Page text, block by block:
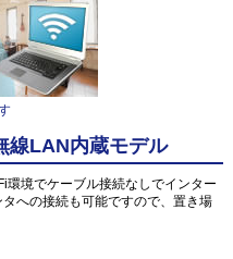
線LAN内蔵モデル
境でケーブル接続なしでインター
への接続も可能ですので、置き場